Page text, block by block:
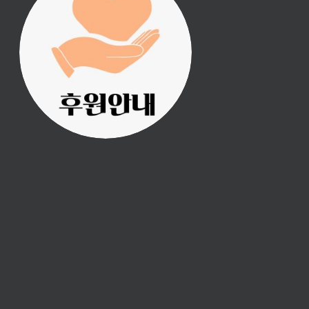
진리횃불 사역은 여러분
의 후원으로 이루어집니
다.